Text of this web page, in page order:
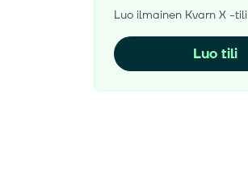
Luo ilmainen Kvarn X -tili
Luo tili